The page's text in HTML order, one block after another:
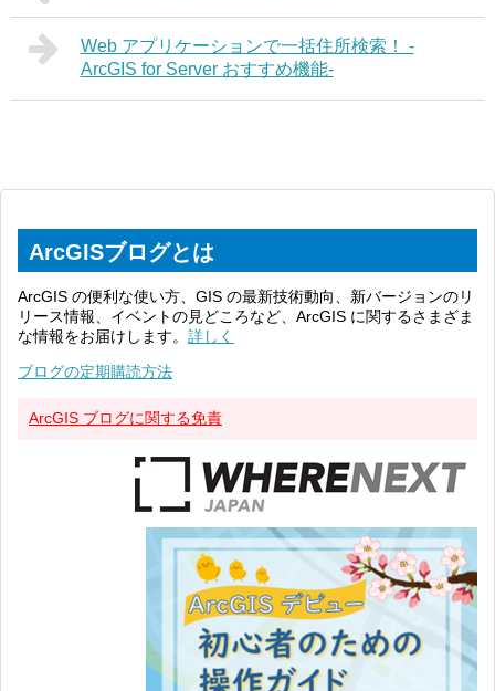
Web アプリケーションで一括住所検索！ -
ArcGIS for Server おすすめ機能-
ArcGISブログとは
ArcGIS の便利な使い方、GIS の最新技術動向、新バージョンのリ
リース情報、イベントの見どころなど、ArcGIS に関するさまざま
な情報をお届けします。 詳しく
ブログの定期購読方法
ArcGIS ブログに関する免責